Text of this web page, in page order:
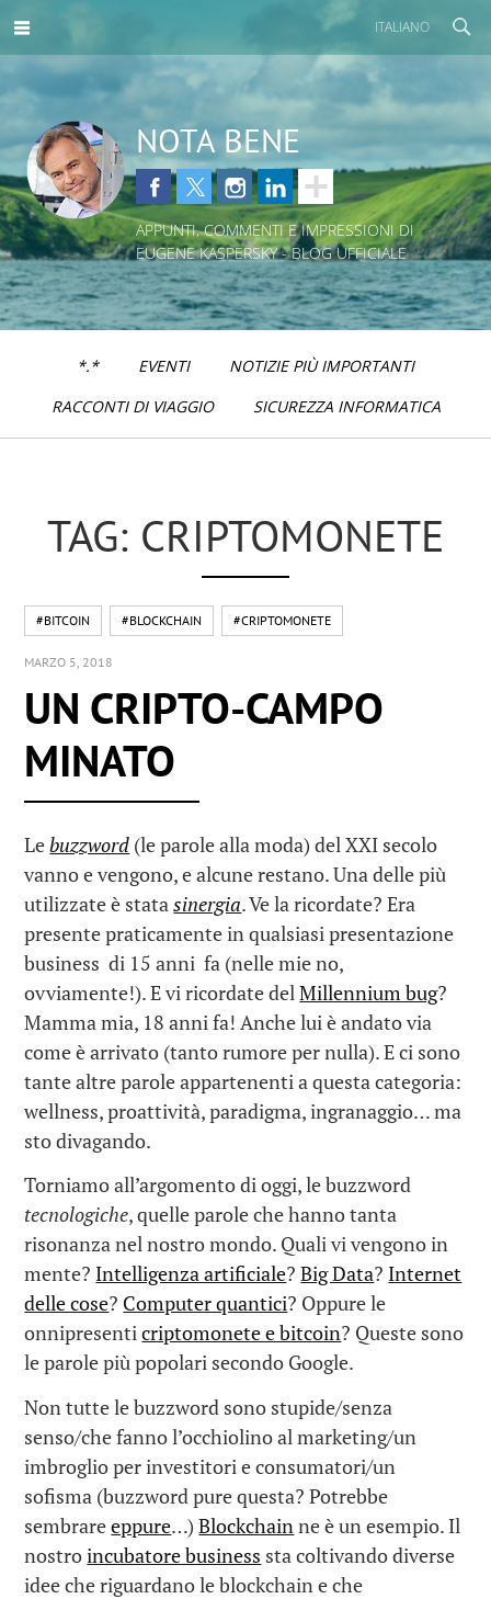
ITALIANO
NOTA BENE
APPUNTI, COMMENTI E IMPRESSIONI DI
EUGENE KASPERSKY - BLOG UFFICIALE
*.* EVENTI
NOTIZIE PIÙ IMPORTANTI
RACCONTI DI VIAGGIO
SICUREZZA INFORMATICA
TAG: CRIPTOMONETE
#BITCOIN #BLOCKCHAIN #CRIPTOMONETE
MARZO 5, 2018
UN CRIPTO-CAMPO
MINATO
Lebuzzword (le parole alla moda) del XXI secolo
vanno e vengono, e alcune restano. Una delle più
utilizzate è statasinergia. Ve la ricordate? Era
presente praticamente in qualsiasi presentazione
business di 15 anni fa (nelle mie no,
ovviamente!). E vi ricordate delMillennium bug?
Mamma mia, 18 anni fa! Anche lui è andato via
come è arrivato (tanto rumore per nulla). E ci sono
tante altre parole appartenenti a questa categoria:
wellness, proattività, paradigma, ingranaggio… ma
sto divagando.
Torniamo all’argomento di oggi, le buzzword
tecnologiche, quelle parole che hanno tanta
risonanza nel nostro mondo. Quali vi vengono in
mente? Intelligenza artificiale?Big Data? Internet
delle cose? Computer quantici? Oppure le
onnipresenticriptomonete e bitcoin? Queste sono
le parole più popolari secondo Google.
Non tutte le buzzword sono stupide/senza
senso/che fanno l’occhiolino al marketing/un
imbroglio per investitori e consumatori/un
sofisma (buzzword pure questa? Potrebbe
sembrareeppure…)Blockchainne è un esempio. Il
nostroincubatore business sta coltivando diverse
idee che riguardano le blockchain e che